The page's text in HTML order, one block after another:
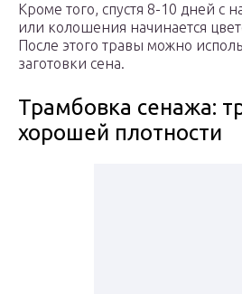
Кроме того, спустя 8-10 дней с
или колошения начинается
После этого травы можно
заготовки сена.
Трамбовка сенажа:
хорошей плотности